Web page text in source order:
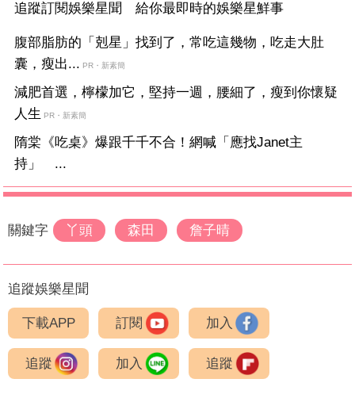
追蹤訂閱娛樂星聞 給你最即時的娛樂星鮮事
腹部脂肪的「剋星」找到了，常吃這幾物，吃走大肚
囊，瘦出... PR・新素簡
減肥首選，檸檬加它，堅持一週，腰細了，瘦到你懷疑
人生 PR・新素簡
隋棠《吃桌》爆跟千千不合！網喊「應找Janet主
持」 ...
關鍵字 丫頭 森田 詹子晴
追蹤娛樂星聞
下載APP 訂閱 加入
追蹤 加入 追蹤